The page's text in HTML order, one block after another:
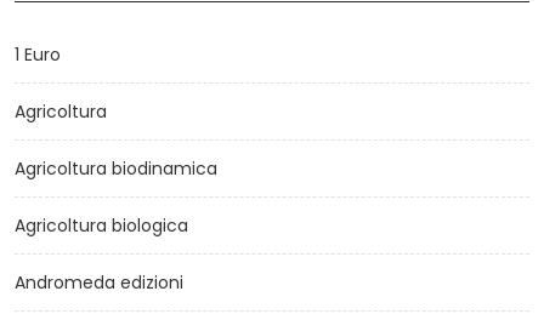
1 Euro
Agricoltura
Agricoltura biodinamica
Agricoltura biologica
Andromeda edizioni